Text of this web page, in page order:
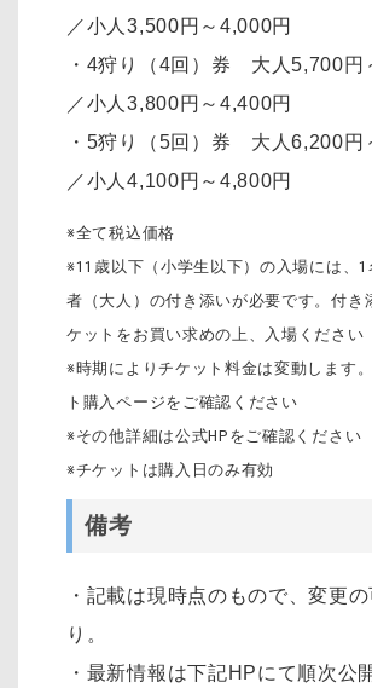
／小人3,500円～4,000円
・4狩り（4回）券 大人5,700円
／小人3,800円～4,400円
・5狩り（5回）券 大人6,200円
／小人4,100円～4,800円
※全て税込価格
※11歳以下（小学生以下）の入場には、
者（大人）の付き添いが必要です。付き
ケットをお買い求めの上、入場ください
※時期によりチケット料金は変動します
ト購入ページをご確認ください
※その他詳細は公式HPをご確認ください
※チケットは購入日のみ有効
備考
・記載は現時点のもので、変更
り。
・最新情報は下記HPにて順次公